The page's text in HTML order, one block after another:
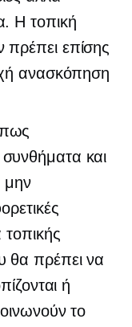
Η τοπική
επίσης
ανασκόπηση
και
μην
θα πρέπει να
ή
το